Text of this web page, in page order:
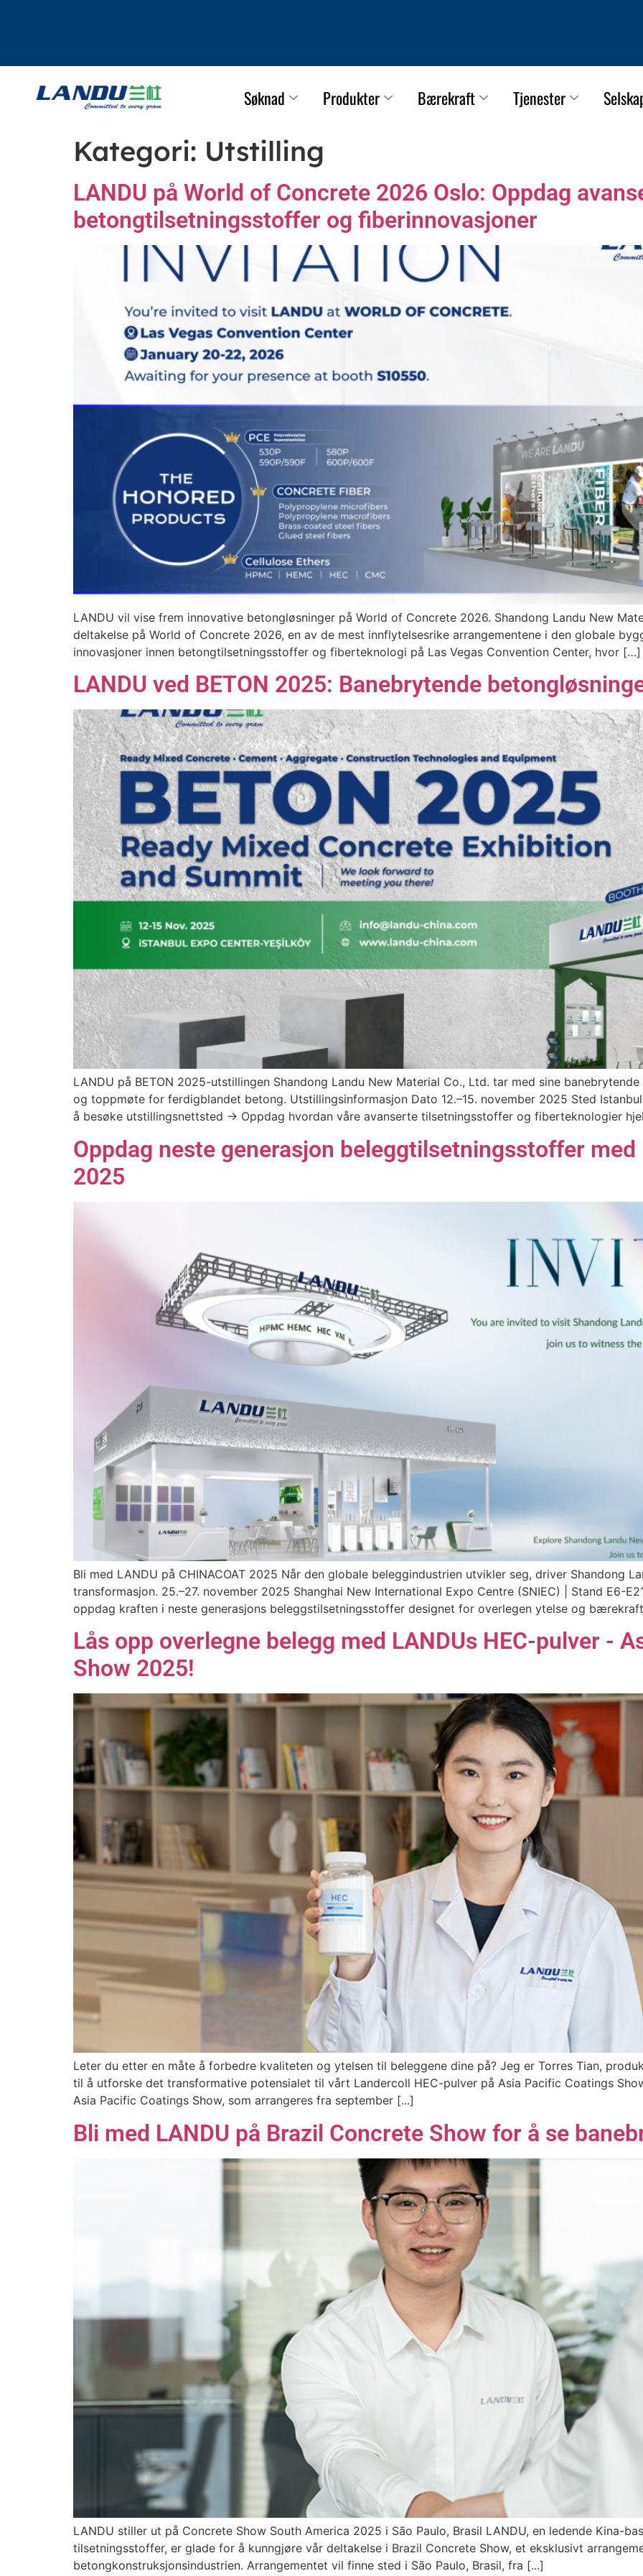
Søknad Produkter Bærekraft Tjenester
Kategori: Utstilling
LANDU på World of Concrete 2026 Oslo: Oppdag
betongtilsetningsstoffer og fiberinnovasjoner
LANDU vil vise frem innovative betongløsninger på World of Concrete 2026. Shandong Landu New
deltakelse på World of Concrete 2026, en av de mest innflytelsesrike arrangementene i den globale
innovasjoner innen betongtilsetningsstoffer og fiberteknologi på Las Vegas Convention Center, hvor […]
LANDU ved BETON 2025: Banebrytende
LANDU på BETON 2025-utstillingen Shandong Landu New Material Co., Ltd. tar med sine
og toppmøte for ferdigblandet betong. Utstillingsinformasjon Dato 12.–15. november 2025 Sted
å besøke utstillingsnettsted → Oppdag hvordan våre avanserte tilsetningsstoffer og fiberteknologier
Oppdag neste generasjon beleggtilsetningsstoffer med
2025
Bli med LANDU på CHINACOAT 2025 Når den globale beleggindustrien utvikler seg, driver Shandong
transformasjon. 25.–27. november 2025 Shanghai New International Expo Centre (SNIEC) | Stand E6-
oppdag kraften i neste generasjons beleggstilsetningsstoffer designet for overlegen ytelse og
Lås opp overlegne belegg med LANDUs HEC-pulver -
Show 2025!
Leter du etter en måte å forbedre kvaliteten og ytelsen til beleggene dine på? Jeg er Torres Tian,
til å utforske det transformative potensialet til vårt Landercoll HEC-pulver på Asia Pacific Coatings
Asia Pacific Coatings Show, som arrangeres fra september [...]
Bli med LANDU på Brazil Concrete Show for å se
LANDU stiller ut på Concrete Show South America 2025 i São Paulo, Brasil LANDU, en ledende Kina-
tilsetningsstoffer, er glade for å kunngjøre vår deltakelse i Brazil Concrete Show, et eksklusivt
betongkonstruksjonsindustrien. Arrangementet vil finne sted i São Paulo, Brasil, fra [...]